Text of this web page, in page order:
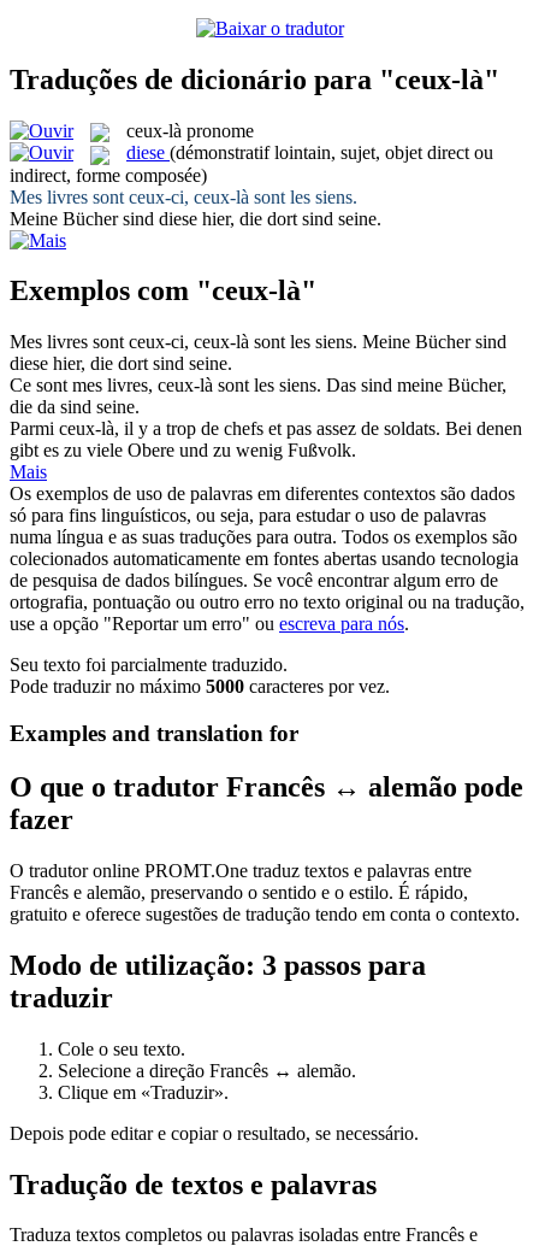
Traduções de dicionário para "ceux-là"
ceux-là pronome
diese (démonstratif lointain, sujet, objet direct ou
indirect, forme composée)
Mes livres sont ceux-ci, ceux-là sont les siens.
Meine Bücher sind diese hier, die dort sind seine.
Exemplos com "ceux-là"
Mes livres sont ceux-ci, ceux-là sont les siens. Meine Bücher sind
diese hier, die dort sind seine.
Ce sont mes livres, ceux-là sont les siens. Das sind meine Bücher,
die da sind seine.
Parmi ceux-là, il y a trop de chefs et pas assez de soldats. Bei denen
gibt es zu viele Obere und zu wenig Fußvolk.
Mais
Os exemplos de uso de palavras em diferentes contextos são dados
só para fins linguísticos, ou seja, para estudar o uso de palavras
numa língua e as suas traduções para outra. Todos os exemplos são
colecionados automaticamente em fontes abertas usando tecnologia
de pesquisa de dados bilíngues. Se você encontrar algum erro de
ortografia, pontuação ou outro erro no texto original ou na tradução,
use a opção "Reportar um erro" ou escreva para nós.
Seu texto foi parcialmente traduzido.
Pode traduzir no máximo 5000 caracteres por vez.
Examples and translation for
O que o tradutor Francês ↔ alemão pode
fazer
O tradutor online PROMT.One traduz textos e palavras entre
Francês e alemão, preservando o sentido e o estilo. É rápido,
gratuito e oferece sugestões de tradução tendo em conta o contexto.
Modo de utilização: 3 passos para
traduzir
Cole o seu texto.
Selecione a direção Francês ↔ alemão.
Clique em «Traduzir».
Depois pode editar e copiar o resultado, se necessário.
Tradução de textos e palavras
Traduza textos completos ou palavras isoladas entre Francês e